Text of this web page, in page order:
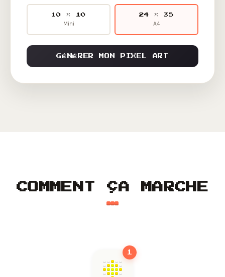
10 × 10
Mini
24 × 35
A4
GÉNÉRER MON PIXEL ART
COMMENT ÇA MARCHE
1